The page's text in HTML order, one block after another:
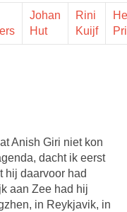
Johan
Hut
Rini
Kuijf
Anish Giri niet kon
dacht ik eerst
hij daarvoor had
aan Zee had hij
in Reykjavik, in